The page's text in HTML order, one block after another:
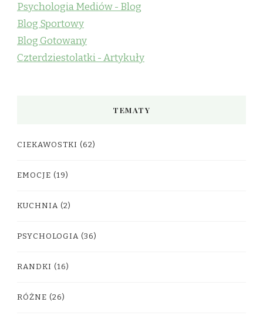
Psychologia Mediów - Blog
Blog Sportowy
Blog Gotowany
Czterdziestolatki - Artykuły
TEMATY
CIEKAWOSTKI (62)
EMOCJE (19)
KUCHNIA (2)
PSYCHOLOGIA (36)
RANDKI (16)
RÓŻNE (26)